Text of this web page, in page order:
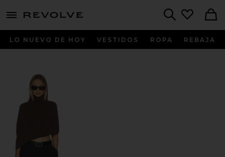
menu - shows more content
LO NUEVO DE HOY VESTIDOS ROPA REBAJA